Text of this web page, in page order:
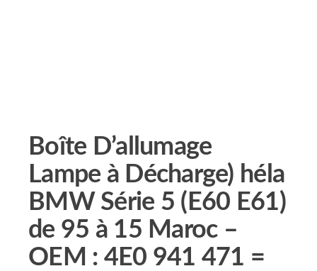
Boîte D’allumage
Lampe à Décharge) héla
BMW Série 5 (E60 E61)
de 95 à 15 Maroc –
OEM : 4E0 941 471 =